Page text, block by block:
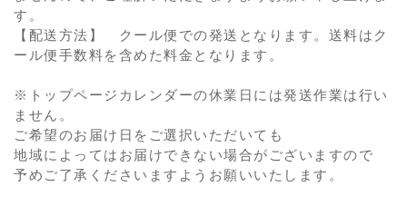
す。
【配送方法】 クール便での発送となります。送料はク
ール便手数料を含めた料金となります。
※トップページカレンダーの休業日には発送作業は行い
ません。
ご希望のお届け日をご選択いただいても
地域によってはお届けできない場合がございますので
予めご了承くださいますようお願いいたします。